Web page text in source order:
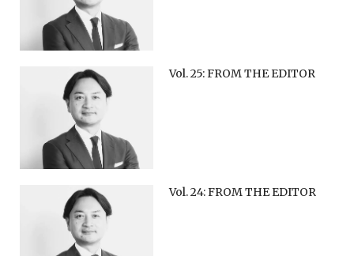
Vol. 25: FROM THE EDITOR
Vol. 24: FROM THE EDITOR